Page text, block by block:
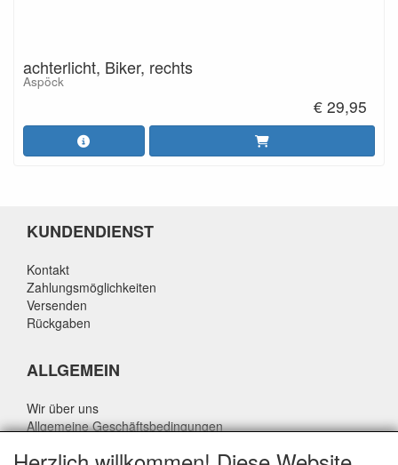
achterlicht, Biker, rechts
Aspöck
€ 29,95
KUNDENDIENST
Kontakt
Zahlungsmöglichkeiten
Versenden
Rückgaben
ALLGEMEIN
Wir über uns
Allgemeine Geschäftsbedingungen
Haftungsausschluss